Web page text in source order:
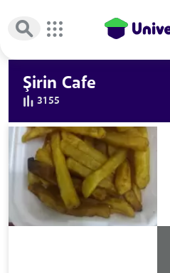
Şirin Cafe
3155